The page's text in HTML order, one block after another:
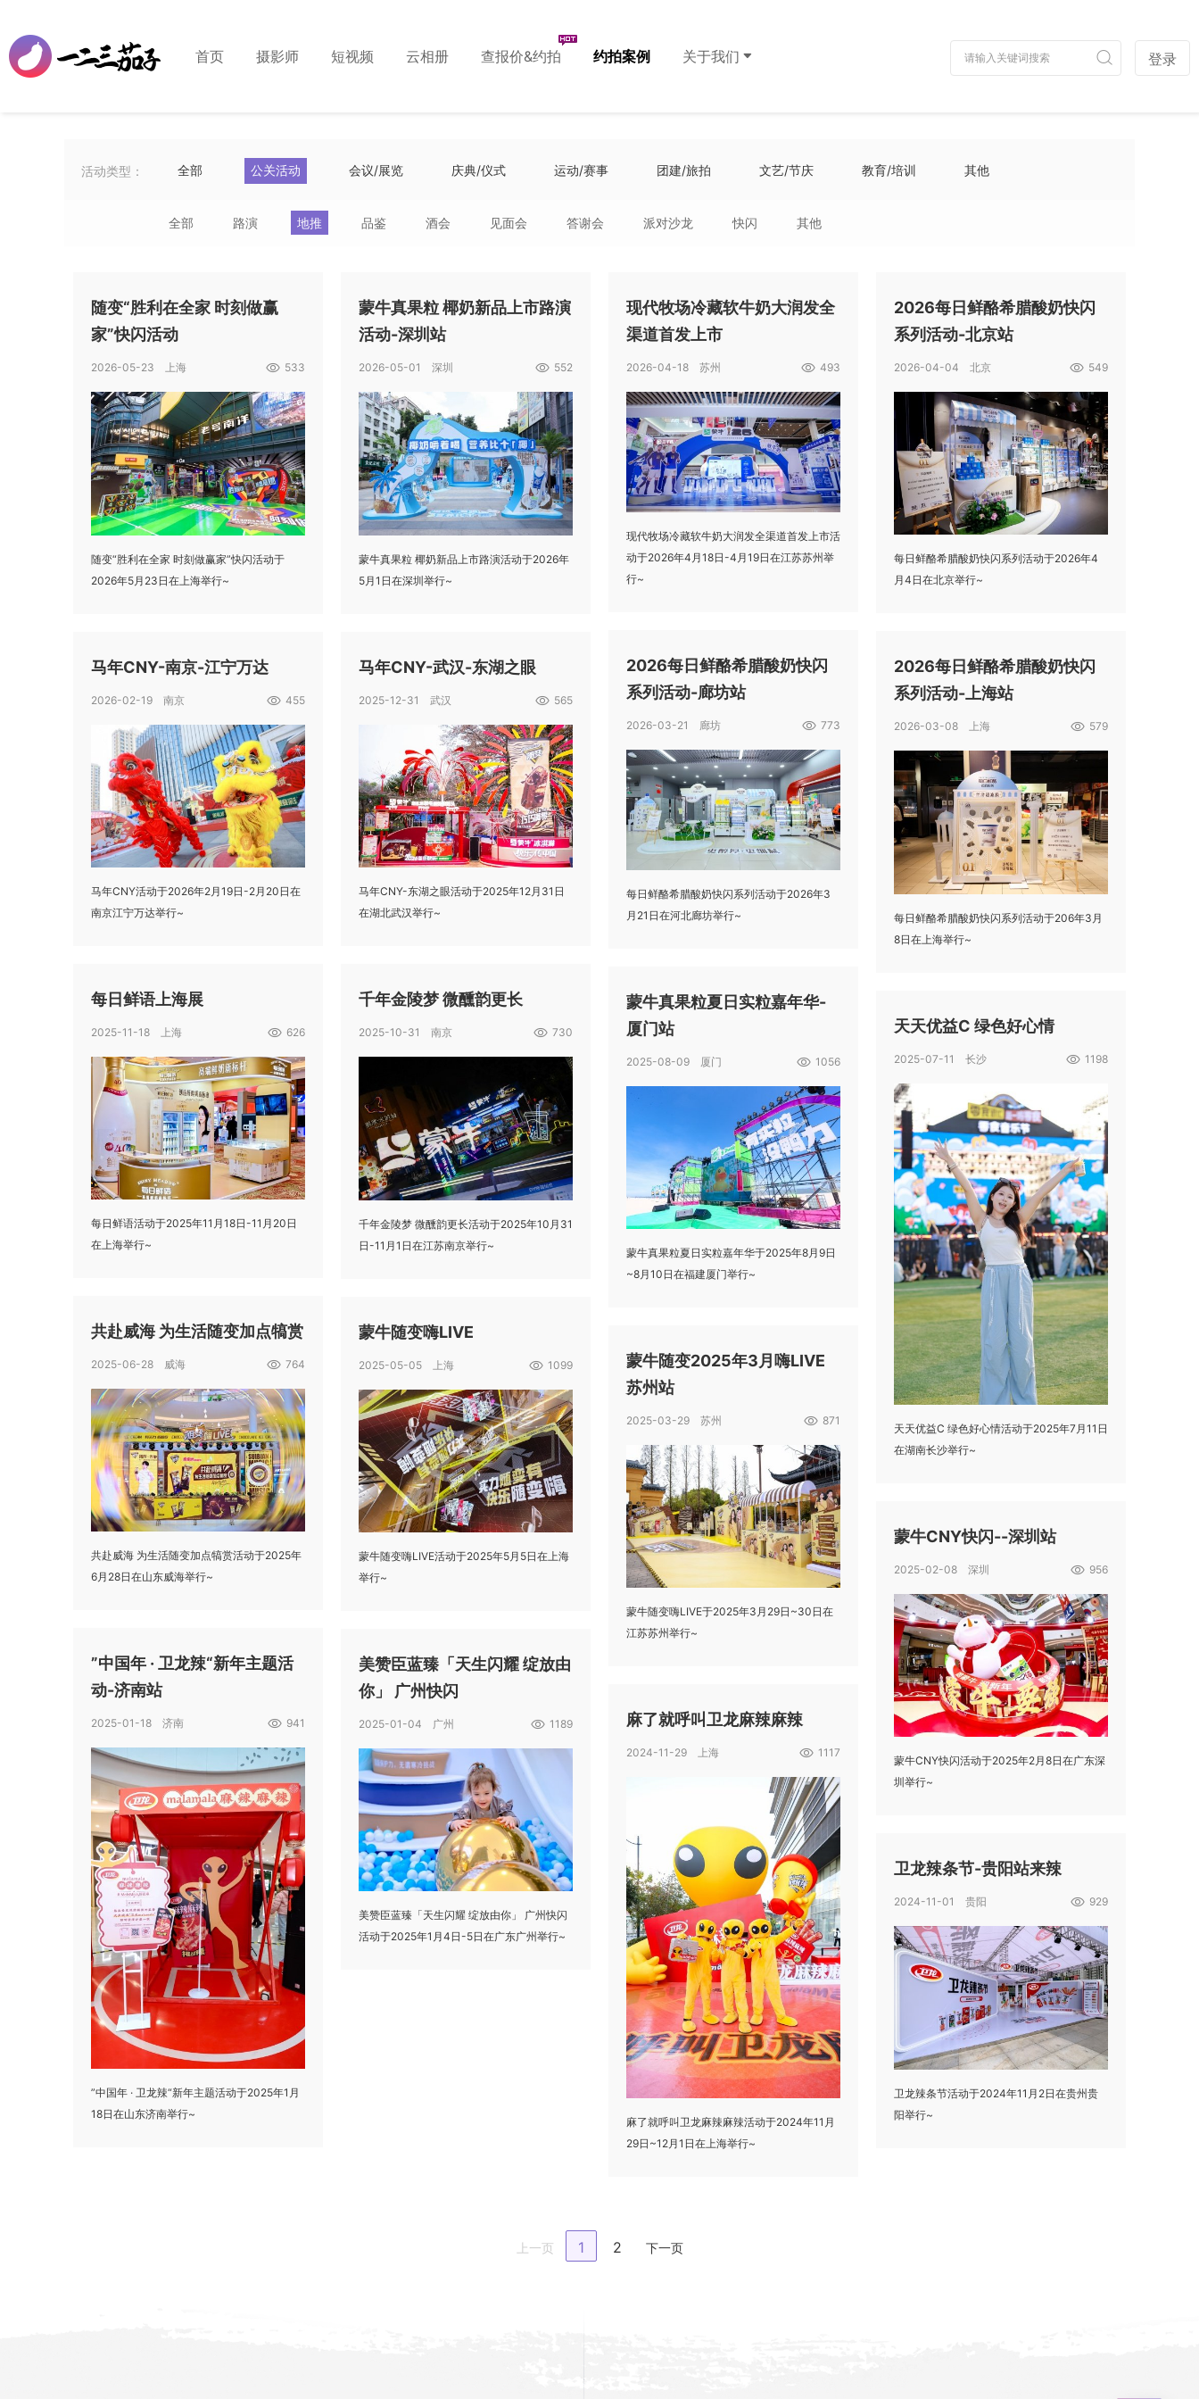
首页 摄影师 短视频 云相册 查报价&约拍 约拍案例 关于我们 登录
活动类型： 全部 公关活动 会议/展览 庆典/仪式 运动/赛事 团建/旅拍 文艺/节庆 教育/培训 其他
全部 路演 地推 品鉴 酒会 见面会 答谢会 派对沙龙 快闪 其他
随变“胜利在全家 时刻做赢
家”快闪活动
2026-05-23 上海 533
随变“胜利在全家 时刻做赢家”快闪活动于
2026年5月23日在上海举行~
蒙牛真果粒 椰奶新品上市路演
活动-深圳站
2026-05-01 深圳 552
蒙牛真果粒 椰奶新品上市路演活动于2026年
5月1日在深圳举行~
现代牧场冷藏软牛奶大润发全
渠道首发上市
2026-04-18 苏州 493
现代牧场冷藏软牛奶大润发全渠道首发上市活
动于2026年4月18日-4月19日在江苏苏州举
行~
2026每日鲜酪希腊酸奶快闪
系列活动-北京站
2026-04-04 北京 549
每日鲜酪希腊酸奶快闪系列活动于2026年4
月4日在北京举行~
2026每日鲜酪希腊酸奶快闪
系列活动-廊坊站
2026-03-21 廊坊 773
每日鲜酪希腊酸奶快闪系列活动于2026年3
月21日在河北廊坊举行~
2026每日鲜酪希腊酸奶快闪
系列活动-上海站
2026-03-08 上海 579
每日鲜酪希腊酸奶快闪系列活动于206年3月
8日在上海举行~
马年CNY-南京-江宁万达
2026-02-19 南京 455
马年CNY活动于2026年2月19日-2月20日在
南京江宁万达举行~
马年CNY-武汉-东湖之眼
2025-12-31 武汉 565
马年CNY-东湖之眼活动于2025年12月31日
在湖北武汉举行~
每日鲜语上海展
2025-11-18 上海 626
每日鲜语活动于2025年11月18日-11月20日
在上海举行~
千年金陵梦 微醺韵更长
2025-10-31 南京 730
千年金陵梦 微醺韵更长活动于2025年10月31
日-11月1日在江苏南京举行~
蒙牛真果粒夏日实粒嘉年华-
厦门站
2025-08-09 厦门 1056
蒙牛真果粒夏日实粒嘉年华于2025年8月9日
~8月10日在福建厦门举行~
天天优益C 绿色好心情
2025-07-11 长沙 1198
天天优益C 绿色好心情活动于2025年7月11日
在湖南长沙举行~
共赴威海 为生活随变加点犒赏
2025-06-28 威海 764
共赴威海 为生活随变加点犒赏活动于2025年
6月28日在山东威海举行~
蒙牛随变嗨LIVE
2025-05-05 上海 1099
蒙牛随变嗨LIVE活动于2025年5月5日在上海
举行~
蒙牛随变2025年3月嗨LIVE
苏州站
2025-03-29 苏州 871
蒙牛随变嗨LIVE于2025年3月29日~30日在
江苏苏州举行~
蒙牛CNY快闪--深圳站
2025-02-08 深圳 956
蒙牛CNY快闪活动于2025年2月8日在广东深
圳举行~
”中国年 · 卫龙辣“新年主题活
动-济南站
2025-01-18 济南 941
”中国年 · 卫龙辣“新年主题活动于2025年1月
18日在山东济南举行~
美赞臣蓝臻「天生闪耀 绽放由
你」 广州快闪
2025-01-04 广州 1189
美赞臣蓝臻「天生闪耀 绽放由你」 广州快闪
活动于2025年1月4日-5日在广东广州举行~
麻了就呼叫卫龙麻辣麻辣
2024-11-29 上海 1117
麻了就呼叫卫龙麻辣麻辣活动于2024年11月
29日~12月1日在上海举行~
卫龙辣条节-贵阳站来辣
2024-11-01 贵阳 929
卫龙辣条节活动于2024年11月2日在贵州贵
阳举行~
上一页 1 2 下一页